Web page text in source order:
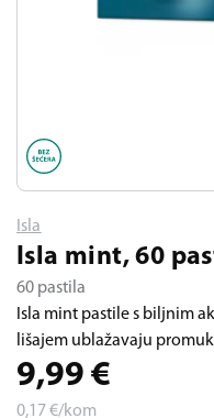
Isla
Isla mint, 60
60 pastila
Isla mint pastile s biljnim
lišajem ublažavaju
9,99 €
0,17 €/kom